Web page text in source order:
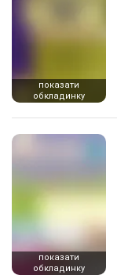
показати
обкладинку
показати
обкладинку